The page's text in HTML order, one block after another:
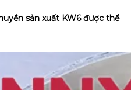
sản xuất KW6 được thể